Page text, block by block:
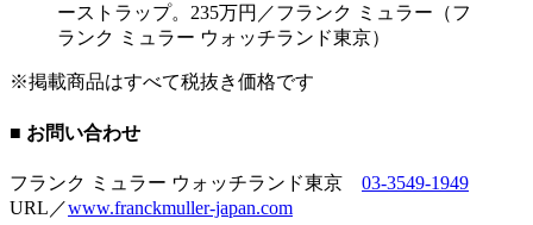
ーストラップ。235万円／フランク ミュラー（フ
ランク ミュラー ウォッチランド東京）
※掲載商品はすべて税抜き価格です
■ お問い合わせ
フランク ミュラー ウォッチランド東京 03-3549-1949
URL／www.franckmuller-japan.com